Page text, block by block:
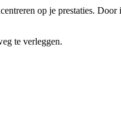
op je prestaties. Door
te verleggen.